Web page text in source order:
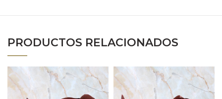
PRODUCTOS RELACIONADOS